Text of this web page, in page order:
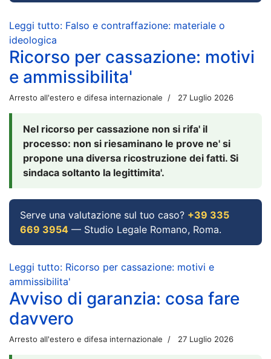
Leggi tutto: Falso e contraffazione: materiale o
ideologica
Ricorso per cassazione: motivi
e ammissibilita'
Arresto all'estero e difesa internazionale 27 Luglio 2026
Nel ricorso per cassazione non si rifa' il
processo: non si riesaminano le prove ne' si
propone una diversa ricostruzione dei fatti. Si
sindaca soltanto la legittimita'.
Serve una valutazione sul tuo caso? +39 335
669 3954 — Studio Legale Romano, Roma.
Leggi tutto: Ricorso per cassazione: motivi e
ammissibilita'
Avviso di garanzia: cosa fare
davvero
Arresto all'estero e difesa internazionale 27 Luglio 2026